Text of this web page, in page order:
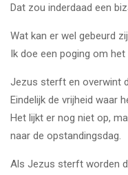
Dat zou inderdaad een
Wat kan er wel gebeurd
Ik doe een poging om het
Jezus sterft en overwint
Eindelijk de vrijheid waar
Het lijkt er nog niet op,
naar de opstandingsdag.
Als Jezus sterft worden